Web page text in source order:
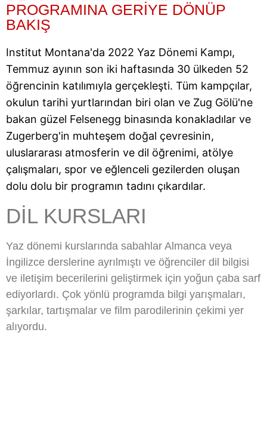
PROGRAMINA GERIYE DÖNÜP
BAKIŞ
Institut Montana'da 2022 Yaz Dönemi Kampı,
Temmuz ayının son iki haftasında 30 ülkeden 52
öğrencinin katılımıyla gerçekleşti. Tüm kampçılar,
okulun tarihi yurtlarından biri olan ve Zug Gölü'ne
bakan güzel Felsenegg binasında konakladılar ve
Zugerberg'in muhteşem doğal çevresinin,
uluslararası atmosferin ve dil öğrenimi, atölye
çalışmaları, spor ve eğlenceli gezilerden oluşan
dolu dolu bir programın tadını çıkardılar.
DIL KURSLARI
Yaz dönemi kurslarında sabahlar Almanca veya
İngilizce derslerine ayrılmıştı ve öğrenciler dil bilgisi
ve iletişim becerilerini geliştirmek için yoğun çaba sarf
ediyorlardı. Çok yönlü programda bilgi yarışmaları,
şarkılar, tartışmalar ve film parodilerinin çekimi yer
alıyordu.